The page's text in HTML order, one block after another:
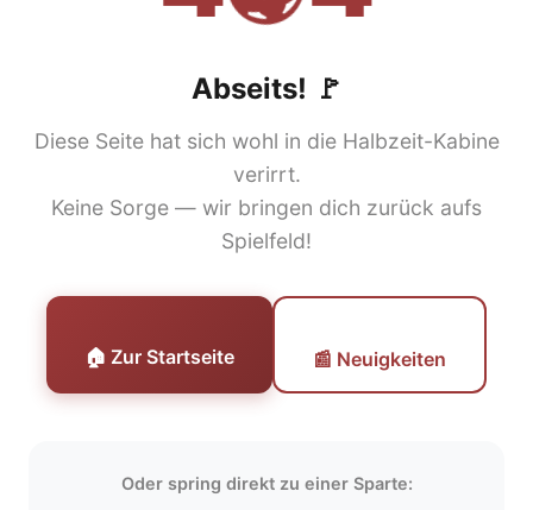
Abseits! 🚩
Diese Seite hat sich wohl in die Halbzeit-Kabine
verirrt.
Keine Sorge — wir bringen dich zurück aufs
Spielfeld!
🏠 Zur Startseite 📰 Neuigkeiten
Oder spring direkt zu einer Sparte: